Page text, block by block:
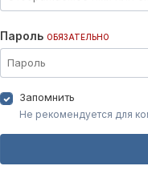
Пароль ОБЯЗАТЕЛЬНО
Запомнить
Не рекомендуется для